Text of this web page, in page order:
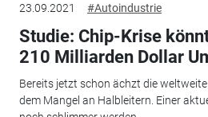
23.09.2021 #Autoindustrie
Studie: Chip-Krise
210 Milliarden Dollar
Bereits jetzt schon ächzt die
dem Mangel an Halbleitern. Einer